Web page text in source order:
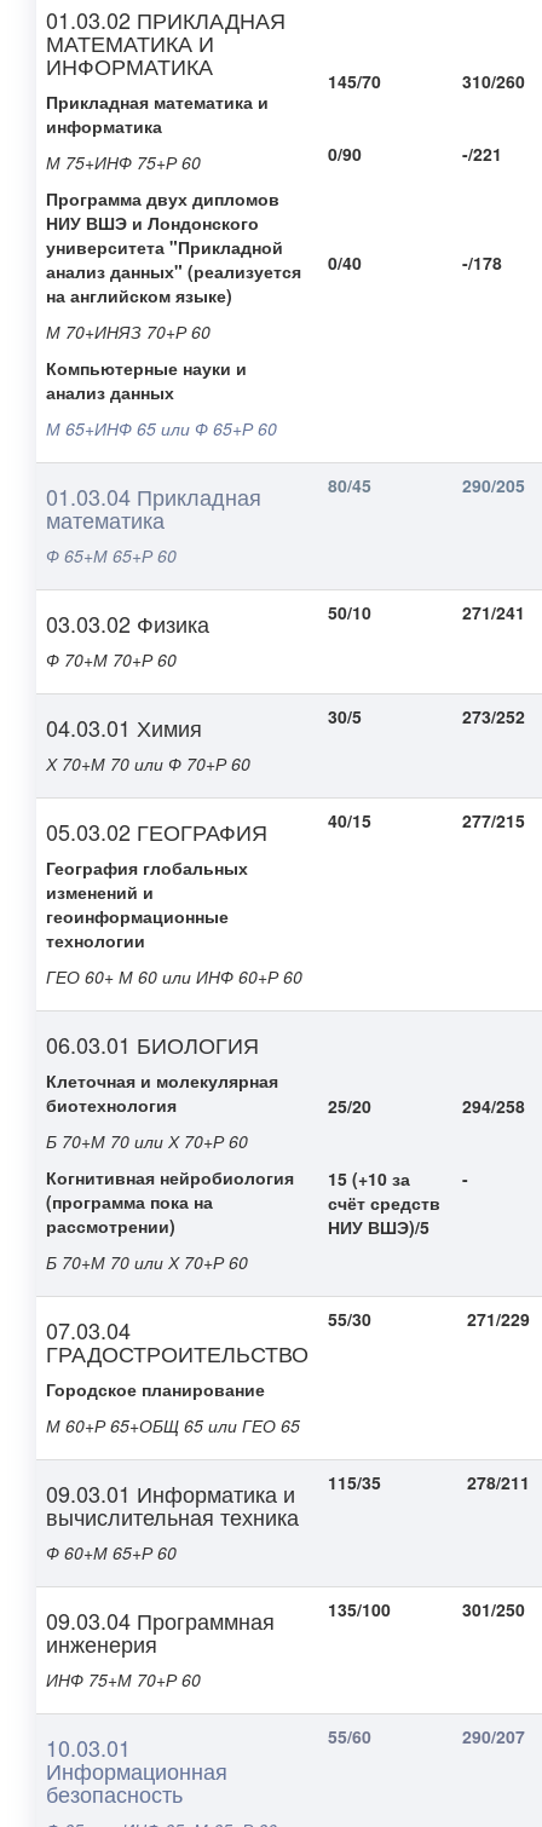
01.03.02 ПРИКЛАДНАЯ
МАТЕМАТИКА И
ИНФОРМАТИКА
Прикладная математика и
информатика
М 75+ИНФ 75+Р 60
Программа двух дипломов
НИУ ВШЭ и Лондонского
университета "Прикладной
анализ данных" (реализуется
на английском языке)
М 70+ИНЯЗ 70+Р 60
Компьютерные науки и
анализ данных
М 65+ИНФ 65 или Ф 65+Р 60
145/70
0/90
0/40
310/260
-/221
-/178
01.03.04 Прикладная
математика
Ф 65+М 65+Р 60
80/45 290/205
03.03.02 Физика
Ф 70+М 70+Р 60
50/10 271/241
04.03.01 Химия
Х 70+М 70 или Ф 70+Р 60
30/5 273/252
05.03.02 ГЕОГРАФИЯ
География глобальных
изменений и
геоинформационные
технологии
ГЕО 60+ М 60 или ИНФ 60+Р 60
40/15 277/215
06.03.01 БИОЛОГИЯ
Клеточная и молекулярная
биотехнология
Б 70+М 70 или Х 70+Р 60
Когнитивная нейробиология
(программа пока на
рассмотрении)
Б 70+М 70 или Х 70+Р 60
25/20
15 (+10 за
счёт средств
НИУ ВШЭ)/5
294/258
-
07.03.04
ГРАДОСТРОИТЕЛЬСТВО
Городское планирование
М 60+Р 65+ОБЩ 65 или ГЕО 65
55/30 271/229
09.03.01 Информатика и
вычислительная техника
Ф 60+М 65+Р 60
115/35 278/211
09.03.04 Программная
инженерия
ИНФ 75+М 70+Р 60
135/100 301/250
10.03.01
Информационная
безопасность
55/60 290/207